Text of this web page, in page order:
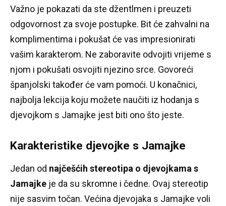
Važno je pokazati da ste džentlmen i preuzeti
odgovornost za svoje postupke. Bit će zahvalni na
komplimentima i pokušat će vas impresionirati
vašim karakterom. Ne zaboravite odvojiti vrijeme s
njom i pokušati osvojiti njezino srce. Govoreći
španjolski također će vam pomoći. U konačnici,
najbolja lekcija koju možete naučiti iz hodanja s
djevojkom s Jamajke jest biti ono što jeste.
Karakteristike djevojke s Jamajke
Jedan od najčešćih stereotipa o djevojkama s
Jamajke je da su skromne i čedne. Ovaj stereotip
nije sasvim točan. Većina djevojaka s Jamajke voli